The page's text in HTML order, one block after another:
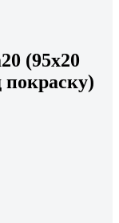
(95х20